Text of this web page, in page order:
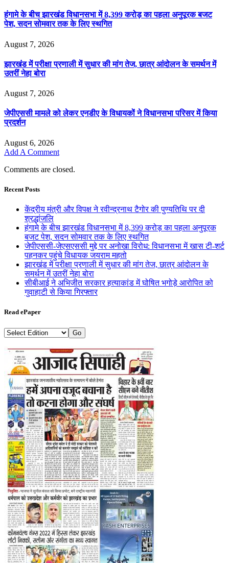
हंगामे के बीच झारखंड विधानसभा में 8,399 करोड़ का पहला अनुपूरक बजट
पेश, सदन सोमवार तक के लिए स्थगित
August 7, 2026
झारखंड में परीक्षा प्रणाली में सुधार की मांग तेज, छात्र आंदोलन के समर्थन में
उतरीं नेहा बोरा
August 7, 2026
जेपीएससी मामले को लेकर एनडीए के विधायकों ने विधानसभा परिसर में किया
प्रदर्शन
August 6, 2026
Add A Comment
Comments are closed.
Recent Posts
केंद्रीय मंत्री और विपक्ष ने रवीन्द्रनाथ टैगोर की पुण्यतिथि पर दी
श्रद्धांजलि
हंगामे के बीच झारखंड विधानसभा में 8,399 करोड़ का पहला अनुपूरक
बजट पेश, सदन सोमवार तक के लिए स्थगित
जेपीएससी-जेएसएससी मुद्दे पर अनोखा विरोध: विधानसभा में खास टी-शर्ट
पहनकर पहुंचे विधायक जयराम महतो
झारखंड में परीक्षा प्रणाली में सुधार की मांग तेज, छात्र आंदोलन के
समर्थन में उतरीं नेहा बोरा
सीबीआई ने अभिजीत सरकार हत्याकांड में घोषित भगोड़े आरोपित को
गुवाहाटी से किया गिरफ्तार
Read ePaper